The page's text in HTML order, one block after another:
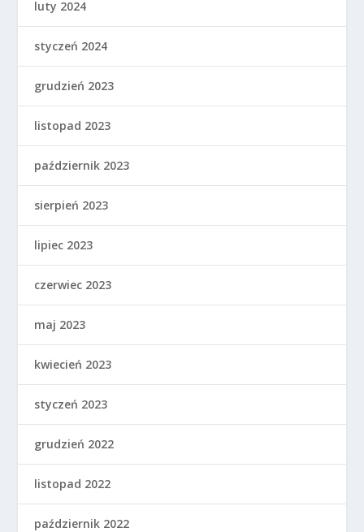
luty 2024
styczeń 2024
grudzień 2023
listopad 2023
październik 2023
sierpień 2023
lipiec 2023
czerwiec 2023
maj 2023
kwiecień 2023
styczeń 2023
grudzień 2022
listopad 2022
październik 2022